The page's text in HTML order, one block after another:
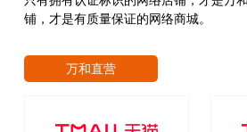
铺，才是有质量保证的网络商城。
万和直营